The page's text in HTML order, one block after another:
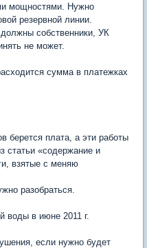
мощностями. Нужно
резервной линии.
собственники, УК
не может.
сумма в платежках
берется плата, а эти работы
статьи «содержание и
взятые с меняю
разобраться.
воды в июне 2011 г.
если нужно будет